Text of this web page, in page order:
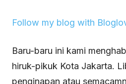
Follow my blog with
Baru-baru ini kami
hiruk-pikuk Kota Jakarta.
penginapan atau